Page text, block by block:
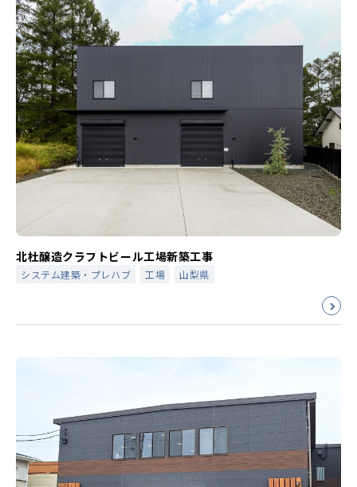
北杜醸造クラフトビール工場新築工事
システム建築・プレハブ 工場 山梨県